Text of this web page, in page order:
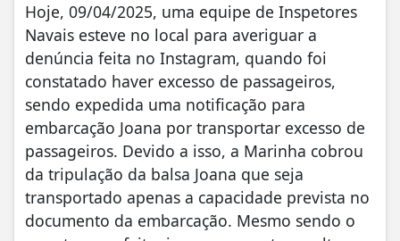
Hoje, 09/04/2025, uma equipe de Inspetores
Navais esteve no local para averiguar a
denúncia feita no Instagram, quando foi
constatado haver excesso de passageiros,
sendo expedida uma notificação para
embarcação Joana por transportar excesso de
passageiros. Devido a isso, a Marinha cobrou
da tripulação da balsa Joana que seja
transportado apenas a capacidade prevista no
documento da embarcação. Mesmo sendo o